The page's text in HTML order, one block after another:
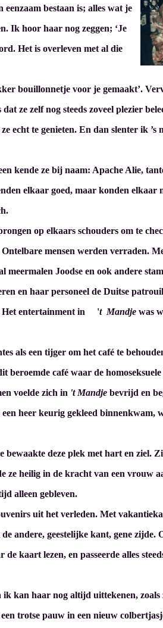
bestaan is; alles wat je
Ik hoor haar nog zeggen; ‘Je
Het is overleven met al die
bouillonnetje voor je gemaakt’.
ze zelf nog steeds zoveel plezier
echt te genieten. En dan slenter ik
kende ze bij naam: Apache Alie,
elkaar goed, maar konden
op elkaars schouders om te
mensen werden verraden.
meermalen Joodse en ook andere
en haar personeel de Duitse
Het entertainment in 't Mandje was
als een tijger om het café te
café waar de
voelde zich in 't Mandje bevrijd en
heer keurig gekleed binnenkwam,
deze plek met hart en ziel.
heilig in de kracht van een vrouw
alleen gebleven.
uit het verleden. Met
andere, geestelijke kant, gene
kaart lezen, en passeerde alles
ik kan haar nog altijd uittekenen,
trotse pauw in een nieuw